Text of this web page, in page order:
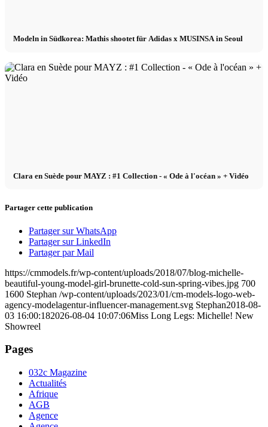
Modeln in Südkorea: Mathis shootet für Adidas x MUSINSA in Seoul
Clara en Suède pour MAYZ : #1 Collection - « Ode à l'océan » + Vidéo
Partager cette publication
Partager sur WhatsApp
Partager sur LinkedIn
Partager par Mail
https://cmmodels.fr/wp-content/uploads/2018/07/blog-michelle-
beautiful-young-model-girl-brunette-cold-sun-spring-vibes.jpg 700
1600 Stephan /wp-content/uploads/2023/01/cm-models-logo-web-
agency-modelagentur-influencer-management.svg Stephan2018-08-
03 16:00:182026-08-04 10:07:06Miss Long Legs: Michelle! New
Showreel
Pages
032c Magazine
Actualités
Afrique
AGB
Agence